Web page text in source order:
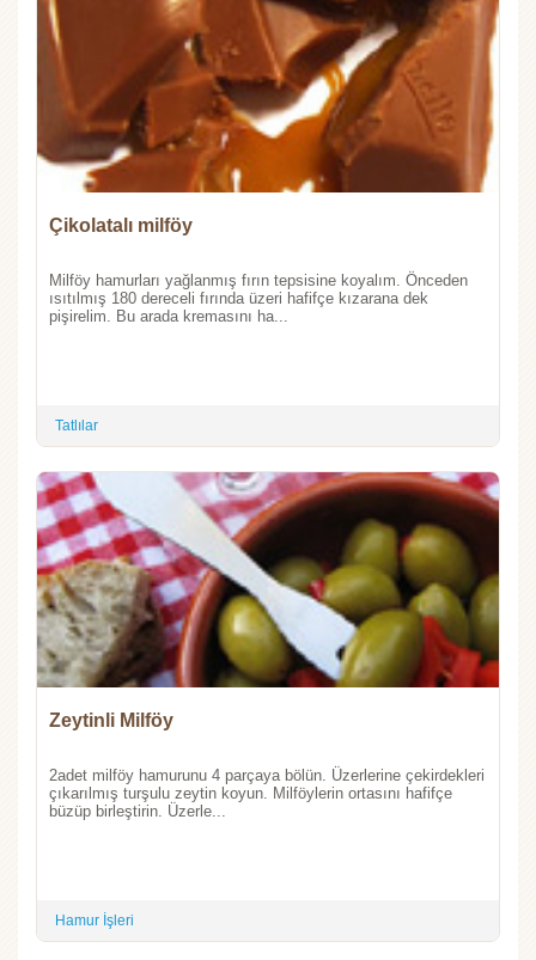
Çikolatalı milföy
Milföy hamurları yağlanmış fırın tepsisine koyalım. Önceden
ısıtılmış 180 dereceli fırında üzeri hafifçe kızarana dek
pişirelim. Bu arada kremasını ha...
Tatlılar
Zeytinli Milföy
2adet milföy hamurunu 4 parçaya bölün. Üzerlerine çekirdekleri
çıkarılmış turşulu zeytin koyun. Milföylerin ortasını hafifçe
büzüp birleştirin. Üzerle...
Hamur İşleri